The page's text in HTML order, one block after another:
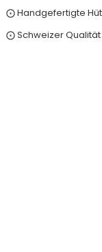
⨀ Handgefertigte
⨀ Schweizer Qualität